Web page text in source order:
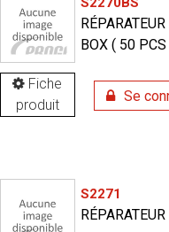
Fiche
produit
BOX ( 50 PCS
Se
S2271